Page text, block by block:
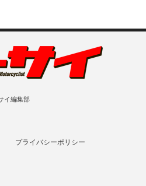
イ編集部
プライバシーポリシー